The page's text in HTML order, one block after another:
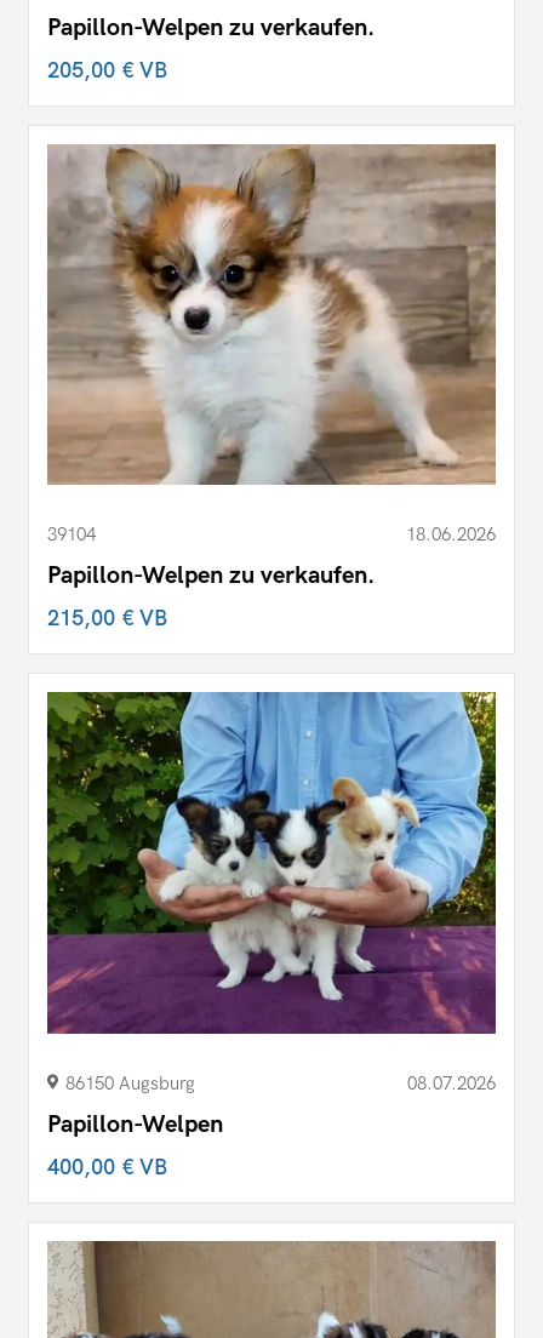
Papillon-Welpen zu verkaufen.
205,00 €VB
39104 18.06.2026
Papillon-Welpen zu verkaufen.
215,00 €VB
86150 Augsburg 08.07.2026
Papillon-Welpen
400,00 €VB